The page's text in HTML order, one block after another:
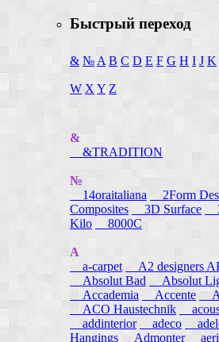
Быстрый переход
& № A B C D E F G H I J K
W X Y Z
&
&TRADITION
№
14oraitaliana
2Form
Composites
3D Surface
Kilo
8000C
A
a-carpet
A2 designers
Absolut Bad
Absolut
Accademia
Accente
ACO Haustechnik
addinterior
adeco
Hangings Admonter